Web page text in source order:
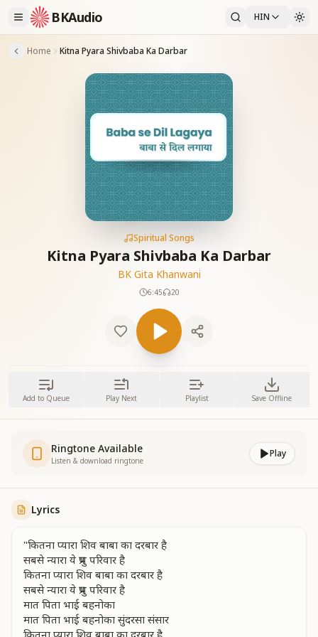
BKAudio HIN
Home Kitna Pyara Shivbaba Ka Darbar
Spiritual Songs
Kitna Pyara Shivbaba Ka Darbar
BK Gita Khanwani
6:45 20
Add to Queue Play Next Playlist Save Offline
Ringtone Available
Listen & download ringtone
Play
Lyrics
"कितना प्यारा शिव बाबा का दरबार है
सबसे न्यारा ये प्रभु परिवार है
कितना प्यारा शिव बाबा का दरबार है
सबसे न्यारा ये प्रभु परिवार है
मात पिता भाई बहनोका
मात पिता भाई बहनोका सुंदरसा संसार
कितना प्यारा शिव बाबा का दरबार है